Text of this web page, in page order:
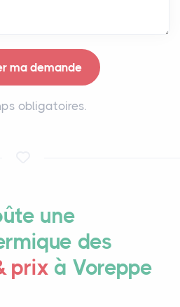
obligatoires.
une
des
prix à Voreppe